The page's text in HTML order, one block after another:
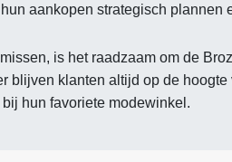
aankopen strategisch plannen
is het raadzaam om de
blijven klanten altijd op de
hun favoriete modewinkel.